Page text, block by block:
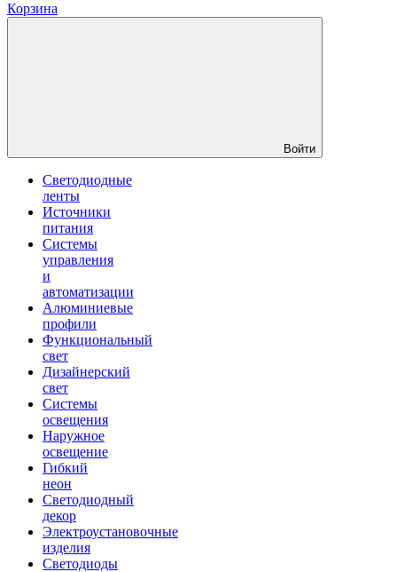
Корзина
Войти
Светодиодные
ленты
Источники
питания
Системы
управления
и
автоматизации
Алюминиевые
профили
Функциональный
свет
Дизайнерский
свет
Системы
освещения
Наружное
освещение
Гибкий
неон
Светодиодный
декор
Электроустановочные
изделия
Светодиоды